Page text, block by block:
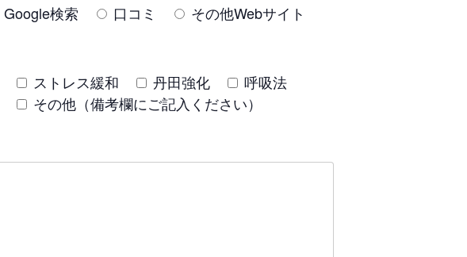
Google検索 口コミ
その他Webサイト
ストレス緩和 丹田強化
呼吸法
その他（備考欄にご記入ください）